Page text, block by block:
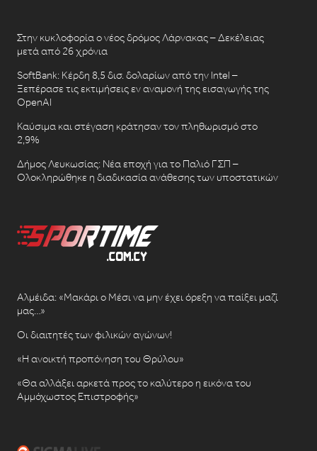
Στην κυκλοφορία ο νέος δρόμος Λάρνακας – Δεκέλειας
μετά από 26 χρόνια
SoftBank: Κέρδη 8,5 δισ. δολαρίων από την Intel –
Ξεπέρασε τις εκτιμήσεις εν αναμονή της εισαγωγής της
OpenAI
Καύσιμα και στέγαση κράτησαν τον πληθωρισμό στο
2,9%
Δήμος Λευκωσίας: Νέα εποχή για το Παλιό ΓΣΠ –
Ολοκληρώθηκε η διαδικασία ανάθεσης των υποστατικών
Αλμέιδα: «Μακάρι ο Μέσι να μην έχει όρεξη να παίξει μαζί
μας…»
Οι διαιτητές των φιλικών αγώνων!
«Η ανοικτή προπόνηση του Θρύλου»
«Θα αλλάξει αρκετά προς το καλύτερο η εικόνα του
Αμμόχωστος Επιστροφής»